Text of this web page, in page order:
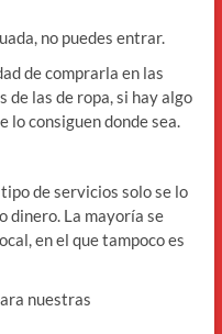
no puedes entrar.
de comprarla en las
de las de ropa, si hay algo
lo consiguen donde sea.
de servicios solo se lo
dinero. La mayoría se
en el que tampoco es
nuestras